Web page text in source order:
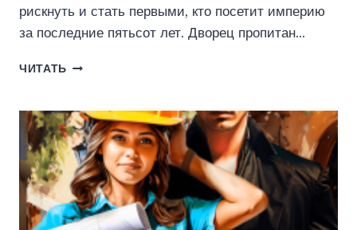
рискнуть и стать первыми, кто посетит империю
за последние пятьсот лет. Дворец пропитан…
ЧИТАТЬ МАГИ
ИСТОКИ
ЛЖИ
(АННА
ШВЫРКОВА)